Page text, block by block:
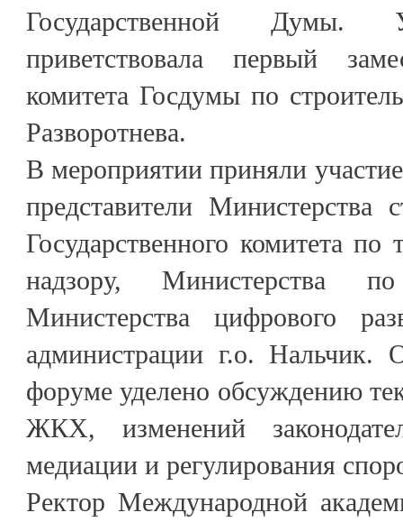
Государственной Думы.
приветствовала первый
комитета Госдумы по
Разворотнева.
В мероприятии приняли
представители
Государственного комитета
надзору, Министерства
Министерства цифрового
администрации г.о. Нальчик.
форуме уделено обсуждению
ЖКХ, изменений
медиации и регулирования
Ректор Международной